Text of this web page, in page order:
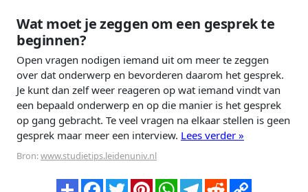
Wat moet je zeggen om een gesprek te
beginnen?
Open vragen nodigen iemand uit om meer te zeggen
over dat onderwerp en bevorderen daarom het gesprek.
Je kunt dan zelf weer reageren op wat iemand vindt van
een bepaald onderwerp en op die manier is het gesprek
op gang gebracht. Te veel vragen na elkaar stellen is geen
gesprek maar meer een interview. Lees verder »
Bron:www.studietips.leidenuniv.nl